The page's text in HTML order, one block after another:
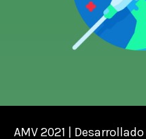
AMV 2021 |